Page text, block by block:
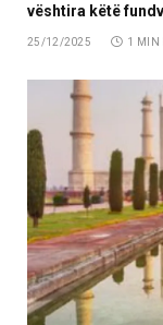
vështira këtë
25/12/2025 1 MIN